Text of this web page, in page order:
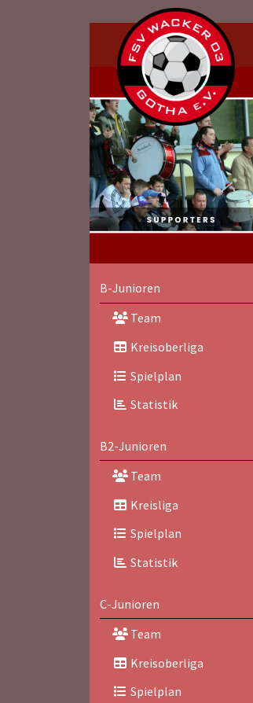
B-Junioren
Team
Kreisoberliga
Spielplan
Statistik
B2-Junioren
Team
Kreisliga
Spielplan
Statistik
C-Junioren
Team
Kreisoberliga
Spielplan